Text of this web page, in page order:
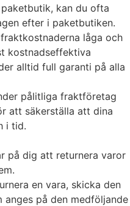
kan du ofta
efter i paketbutiken.
låga och
kostnadseffektiva
alltid full garanti på alla
pålitliga fraktföretag
att säkerställa att dina
i tid.
på dig att returnera varor
en vara, skicka den
på den medföljande